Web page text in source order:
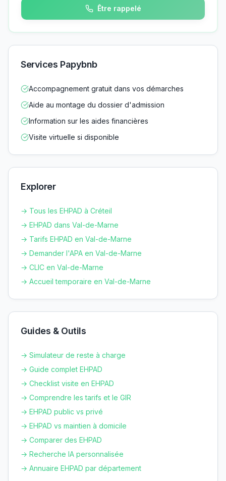
Être rappelé
Services Papybnb
Accompagnement gratuit dans vos démarches
Aide au montage du dossier d'admission
Information sur les aides financières
Visite virtuelle si disponible
Explorer
→ Tous les EHPAD à Créteil
→ EHPAD dans Val-de-Marne
→ Tarifs EHPAD en Val-de-Marne
→ Demander l'APA en Val-de-Marne
→ CLIC en Val-de-Marne
→ Accueil temporaire en Val-de-Marne
Guides & Outils
→ Simulateur de reste à charge
→ Guide complet EHPAD
→ Checklist visite en EHPAD
→ Comprendre les tarifs et le GIR
→ EHPAD public vs privé
→ EHPAD vs maintien à domicile
→ Comparer des EHPAD
→ Recherche IA personnalisée
→ Annuaire EHPAD par département